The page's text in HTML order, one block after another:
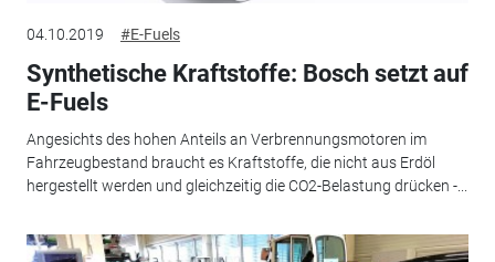
04.10.2019 #E-Fuels
Synthetische Kraftstoffe: Bosch setzt auf
E-Fuels
Angesichts des hohen Anteils an Verbrennungsmotoren im
Fahrzeugbestand braucht es Kraftstoffe, die nicht aus Erdöl
hergestellt werden und gleichzeitig die CO2-Belastung drücken -...